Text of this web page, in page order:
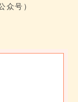
众号）